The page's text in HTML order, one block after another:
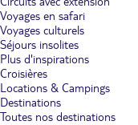
Voyages en safari
Voyages culturels
Séjours insolites
Plus d'inspirations
Croisières
Locations & Campings
Destinations
Toutes nos destinations